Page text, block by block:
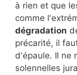
à rien et que
comme
dégradation
précarité, il
d'épaule. Il ne
solennelles